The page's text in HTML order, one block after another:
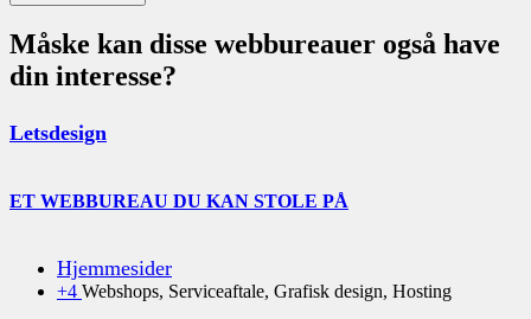
Måske kan disse webbureauer også have
din interesse?
Letsdesign
ET WEBBUREAU DU KAN STOLE PÅ
Hjemmesider
+4 Webshops, Serviceaftale, Grafisk design, Hosting